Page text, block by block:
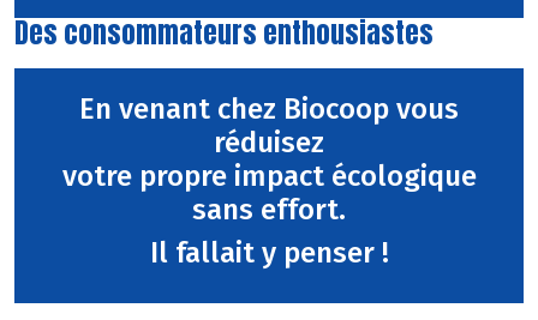
Des consommateurs enthousiastes
En venant chez Biocoop vous
réduisez
votre propre impact écologique
sans effort.
Il fallait y penser !